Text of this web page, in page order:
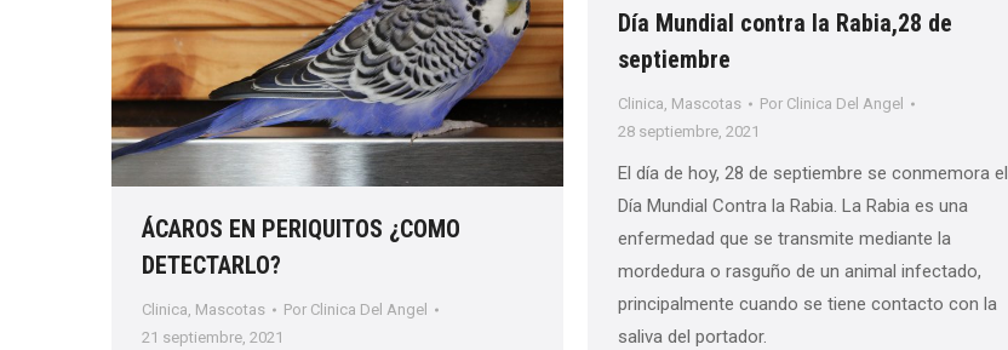
Día Mundial contra la Rabia,28 de
septiembre
Clinica, Mascotas Por Clinica Del Angel
28 septiembre, 2021
El día de hoy, 28 de septiembre se conmemora el
Día Mundial Contra la Rabia. La Rabia es una
enfermedad que se transmite mediante la
mordedura o rasguño de un animal infectado,
principalmente cuando se tiene contacto con la
saliva del portador.
ÁCAROS EN PERIQUITOS ¿COMO
DETECTARLO?
Clinica, Mascotas Por Clinica Del Angel
21 septiembre, 2021